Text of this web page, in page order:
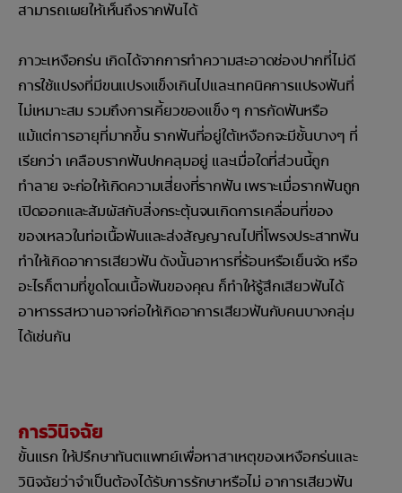
สามารถเผยให้เห็นถึงรากฟันได้
ภาวะเหงือกร่น เกิดได้จากการทำความสะอาดช่องปากที่ไม่ดี
การใช้แปรงที่มีขนแปรงแข็งเกินไปและเทคนิคการแปรงฟันที่
ไม่เหมาะสม รวมถึงการเคี้ยวของแข็ง ๆ การกัดฟันหรือ
แม้แต่การอายุที่มากขึ้น รากฟันที่อยู่ใต้เหงือกจะมีชั้นบางๆ ที่
เรียกว่า เคลือบรากฟันปกคลุมอยู่ และเมื่อใดที่ส่วนนี้ถูก
ทำลาย จะก่อให้เกิดความเสี่ยงที่รากฟัน เพราะเมื่อรากฟันถูก
เปิดออกและสัมผัสกับสิ่งกระตุ้นจนเกิดการเคลื่อนที่ของ
ของเหลวในท่อเนื้อฟันและส่งสัญญาณไปที่โพรงประสาทฟัน
ทำให้เกิดอาการเสียวฟัน ดังนั้นอาหารที่ร้อนหรือเย็นจัด หรือ
อะไรก็ตามที่ขูดโดนเนื้อฟันของคุณ ก็ทำให้รู้สึกเสียวฟันได้
อาหารรสหวานอาจก่อให้เกิดอาการเสียวฟันกับคนบางกลุ่ม
ได้เช่นกัน
การวินิจฉัย
ขั้นแรก ให้ปรึกษาทันตแพทย์เพื่อหาสาเหตุของเหงือกร่นและ
วินิจฉัยว่าจำเป็นต้องได้รับการรักษาหรือไม่ อาการเสียวฟัน